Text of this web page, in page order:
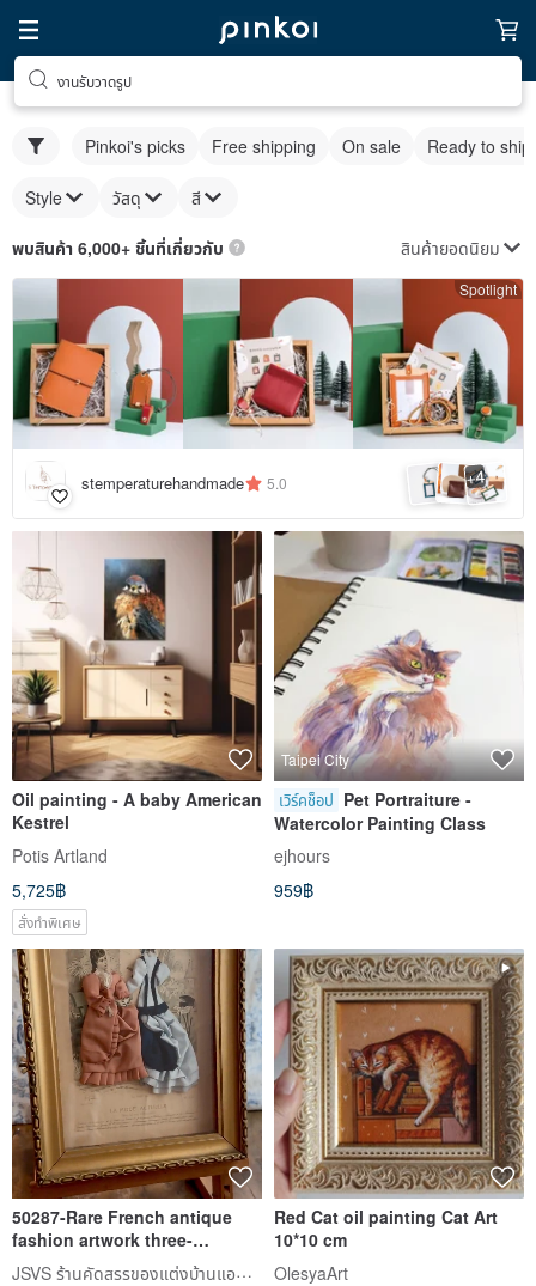
งานรับวาดรูป
Pinkoi's picks Free shipping On sale Ready to ship
Style วัสดุ สี
พบสินค้า 6,000+ ชิ้นที่เกี่ยวกับ สินค้ายอดนิยม
Spotlight
stemperaturehandmade 5.0 +4
Oil painting - A baby American
Kestrel
Potis Artland
5,725฿
สั่งทำพิเศษ
Taipei City
เวิร์คช็อป Pet Portraiture -
Watercolor Painting Class
ejhours
959฿
50287-Rare French antique
fashion artwork three-
dimensional prints
JSVS ร้านคัดสรรของแต่งบ้านแอนทีค
Red Cat oil painting Cat Art
10*10 cm
OlesyaArt